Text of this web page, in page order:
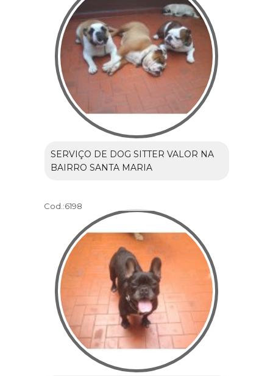
SERVIÇO DE DOG SITTER VALOR NA
BAIRRO SANTA MARIA
Cod.:6198